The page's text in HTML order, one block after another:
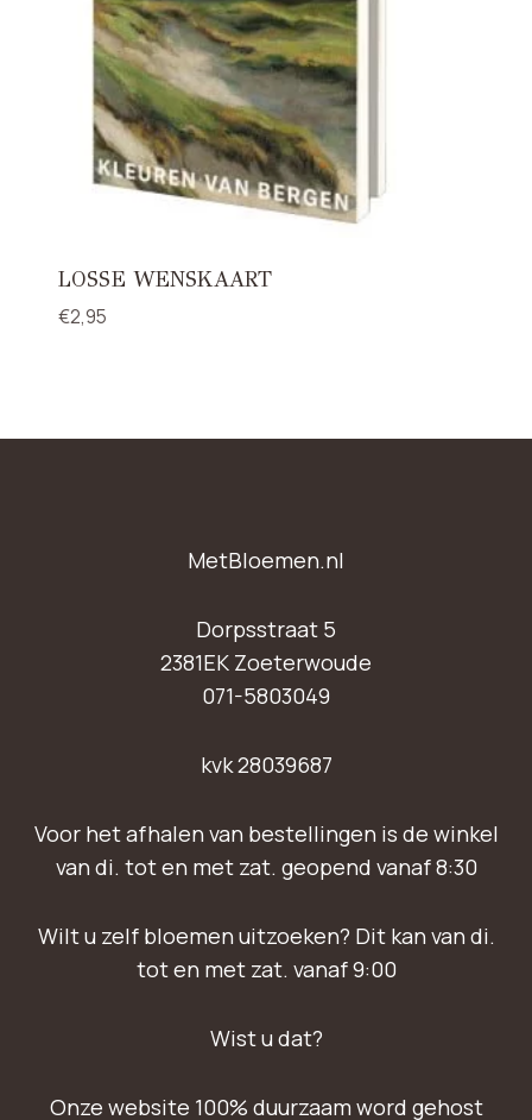
LOSSE WENSKAART
€2,95
MetBloemen.nl
Dorpsstraat 5
2381EK Zoeterwoude
071-5803049
kvk 28039687
Voor het afhalen van bestellingen is de winkel
van di. tot en met zat. geopend vanaf 8:30
Wilt u zelf bloemen uitzoeken? Dit kan van di.
tot en met zat. vanaf 9:00
Wist u dat?
Onze website 100% duurzaam word gehost